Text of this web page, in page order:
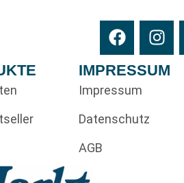
IMPRESSUM
Impressum
Datenschutz
AGB